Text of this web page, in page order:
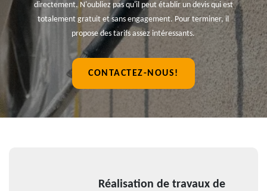
directement. N'oubliez pas qu'il peut établir un devis qui est
totalement gratuit et sans engagement. Pour terminer, il
propose des tarifs assez intéressants.
CONTACTEZ-NOUS!
Réalisation de travaux de